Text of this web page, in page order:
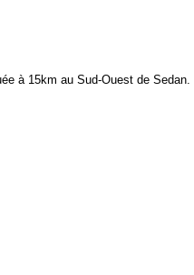
à 15km au Sud-Ouest de Sedan.